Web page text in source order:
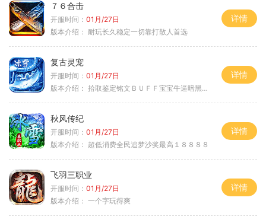
７６合击
开服时间： 01月/27日
版本介绍： 耐玩长久稳定一切靠打散人首选
详情
复古灵宠
开服时间： 01月/27日
版本介绍： 拾取鉴定铭文ＢＵＦＦ宝宝牛逼暗黑属性
详情
秋风传纪
开服时间： 01月/27日
版本介绍： 超低消费全民追梦沙奖最高１８８８８
详情
飞羽三职业
开服时间： 01月/27日
版本介绍： 一个字玩得爽
详情